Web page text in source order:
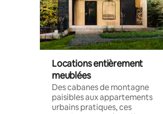
Locations entièrement
meublées
Des cabanes de montagne
paisibles aux appartements
urbains pratiques, ces